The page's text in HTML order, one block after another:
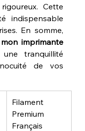
Cette
indispensable
imprimante
tranquillité
de vos
Filament
Premium
Français